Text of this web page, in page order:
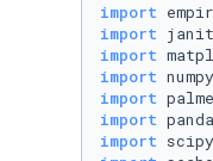
import
import
import
import numpy
import
import
import